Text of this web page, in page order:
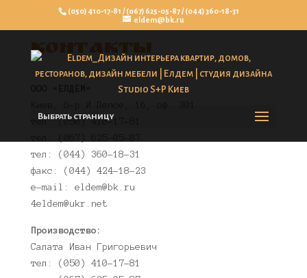
(050) 410-17-81 /(067) 625-05-87/(044) 360-18-31
eldem@bk.ru
Выбрать страницу
Контакты
тел: (050) 410-17-81
тел: (044) 360-18-31
факс: (044) 424-18-23
e-mail: eldem@bk.ru
4eldem@ukr.net
Производство:
Салата Иван Григорьевич
тел: (050) 410-17-81